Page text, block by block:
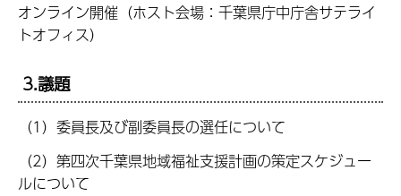
オンライン開催（ホスト会場：千葉県庁中庁舎サテライ
トオフィス）
3.議題
（1）委員長及び副委員長の選任について
（2）第四次千葉県地域福祉支援計画の策定スケジュー
ルについて